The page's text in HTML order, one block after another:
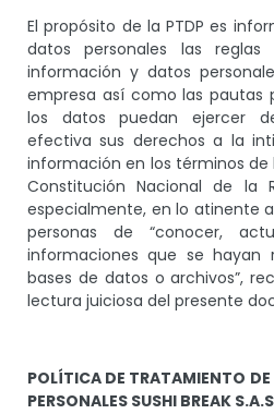
El propósito de la PTDP es
datos personales las
información y datos
empresa así como las pautas
los datos puedan ejercer
efectiva sus derechos a la
información en los términos de
Constitución Nacional de la
especialmente, en lo atinente
personas de “conocer,
informaciones que se hayan
bases de datos o archivos”,
lectura juiciosa del presente
POLÍTICA DE TRATAMIENTO
PERSONALES SUSHI BREAK